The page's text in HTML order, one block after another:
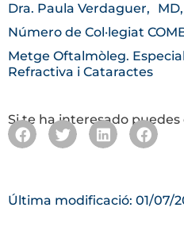
Dra. Paula Verdaguer,
Número de Col·legiat
Metge Oftalmòleg.
Refractiva i Cataractes
Si te ha interesado
Última modificació: 01/07/